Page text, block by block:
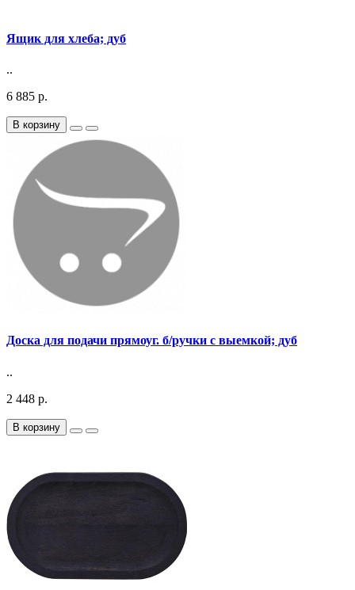
Ящик для хлеба; дуб
..
6 885 р.
В корзину
Доска для подачи прямоуг. б/ручки с выемкой; дуб
..
2 448 р.
В корзину